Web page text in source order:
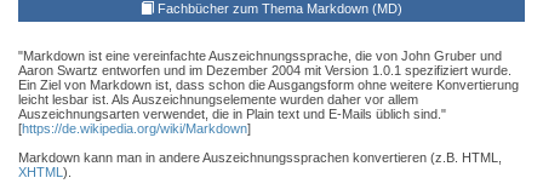
Fachbücher zum Thema Markdown (MD)
"Markdown ist eine vereinfachte Auszeichnungssprache, die von John Gruber und
Aaron Swartz entworfen und im Dezember 2004 mit Version 1.0.1 spezifiziert wurde.
Ein Ziel von Markdown ist, dass schon die Ausgangsform ohne weitere Konvertierung
leicht lesbar ist. Als Auszeichnungselemente wurden daher vor allem
Auszeichnungsarten verwendet, die in Plain text und E-Mails üblich sind."
[https://de.wikipedia.org/wiki/Markdown]
Markdown kann man in andere Auszeichnungssprachen konvertieren (z.B. HTML,
XHTML ).